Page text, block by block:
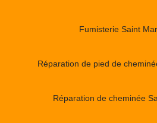
Fumisterie Saint
Réparation de pied de
Réparation de cheminée